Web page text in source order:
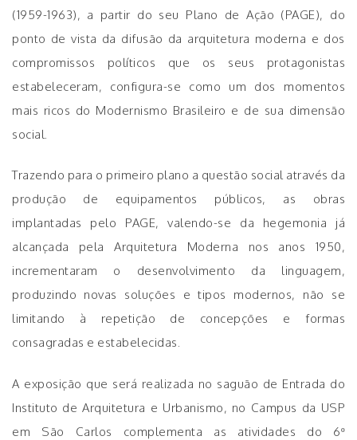
(1959-1963), a partir do seu Plano de Ação (PAGE), do
ponto de vista da difusão da arquitetura moderna e dos
compromissos políticos que os seus protagonistas
estabeleceram, configura-se como um dos momentos
mais ricos do Modernismo Brasileiro e de sua dimensão
social.
Trazendo para o primeiro plano a questão social através da
produção de equipamentos públicos, as obras
implantadas pelo PAGE, valendo-se da hegemonia já
alcançada pela Arquitetura Moderna nos anos 1950,
incrementaram o desenvolvimento da linguagem,
produzindo novas soluções e tipos modernos, não se
limitando à repetição de concepções e formas
consagradas e estabelecidas.
A exposição que será realizada no saguão de Entrada do
Instituto de Arquitetura e Urbanismo, no Campus da USP
em São Carlos complementa as atividades do 6º